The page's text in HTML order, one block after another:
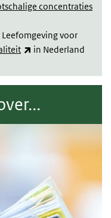
concentraties
voor
(link is external)
in Nederland